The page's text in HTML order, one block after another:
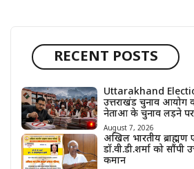
RECENT POSTS
Uttarakhand
उत्तराखंड चुनाव
नेताओं के चुनाव लड़ने
August 7, 2026
अखिल भारतीय ब्राह्मण
डॉ.वी.डी.शर्मा को सौंपी
कमान